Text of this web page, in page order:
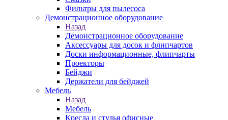
Фильтры для пылесоса
Демонстрационное оборудование
Назад
Демонстрационное оборудование
Аксессуары для досок и флипчартов
Доски информационные, флипчарты
Проекторы
Бейджи
Держатели для бейджей
Мебель
Назад
Мебель
Кресла и стулья офисные